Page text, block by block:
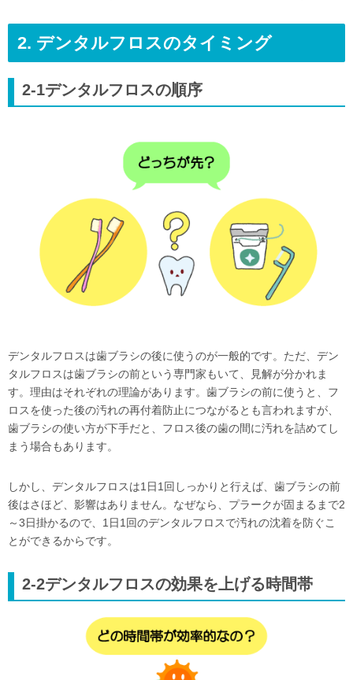
2. デンタルフロスのタイミング
2-1デンタルフロスの順序
デンタルフロスは歯ブラシの後に使うのが一般的です。ただ、デン
タルフロスは歯ブラシの前という専門家もいて、見解が分かれま
す。理由はそれぞれの理論があります。歯ブラシの前に使うと、フ
ロスを使った後の汚れの再付着防止につながるとも言われますが、
歯ブラシの使い方が下手だと、フロス後の歯の間に汚れを詰めてし
まう場合もあります。
しかし、デンタルフロスは1日1回しっかりと行えば、歯ブラシの前
後はさほど、影響はありません。なぜなら、プラークが固まるまで2
～3日掛かるので、1日1回のデンタルフロスで汚れの沈着を防ぐこ
とができるからです。
2-2デンタルフロスの効果を上げる時間帯